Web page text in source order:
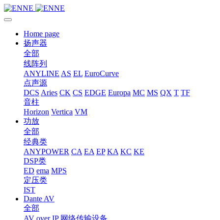
Home page
扬声器
全部
线阵列
ANYLINE AS EL EuroCurve
点声源
DCS Aries CK CS EDGE Europa MC MS QX T TF
音柱
Horizon Vertica VM
功放
全部
经典类
ANYPOWER CA EA EP KA KC KE
DSP类
ED ema MPS
定压类
IST
Dante AV
全部
AV over IP 网络传输设备